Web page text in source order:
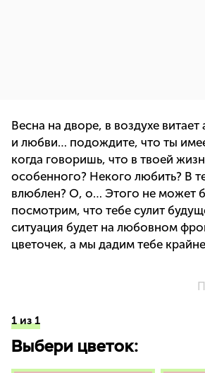
Весна на дворе, в воздухе
и любви… подождите, что ты
когда говоришь, что в твоей
особенного? Некого любить? В
влюблен? О, о… Этого не может
посмотрим, что тебе сулит
ситуация будет на любовном
цветочек, а мы дадим тебе
1 из 1
Выбери цветок: